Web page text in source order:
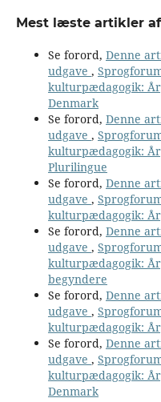
Mest læste artikler
Se forord, Denne
udgave ,
kulturpædagogik:
Denmark
Se forord, Denne
udgave ,
kulturpædagogik:
Plurilingue
Se forord, Denne
udgave ,
kulturpædagogik:
Se forord, Denne
udgave ,
kulturpædagogik:
begyndere
Se forord, Denne
udgave ,
kulturpædagogik:
Se forord, Denne
udgave ,
kulturpædagogik:
Denmark